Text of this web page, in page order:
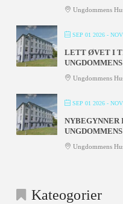
Ungdommens
SEP 01 2026- NOV
LETT ØVET I
Ungdommens
SEP 01 2026- NOV
NYBEGYNNER
Ungdommens
Kateogorier